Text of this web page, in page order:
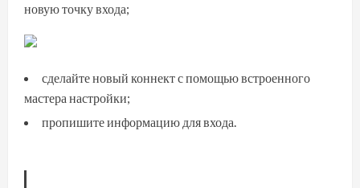
новую точку входа;
сделайте новый коннект с помощью встроенного
мастера настройки;
пропишите информацию для входа.